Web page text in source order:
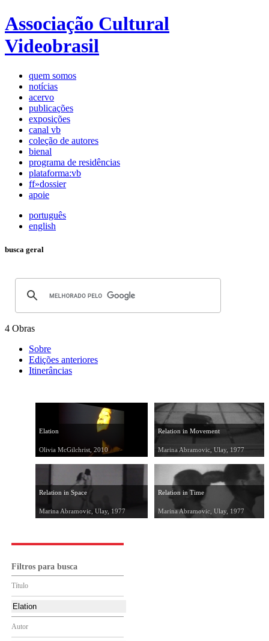
Associação Cultural
Videobrasil
quem somos
notícias
acervo
publicações
exposições
canal vb
coleção de autores
bienal
programa de residências
plataforma:vb
ff»dossier
apoie
português
english
busca geral
4 Obras
Sobre
Edições anteriores
Itinerâncias
Elation
Olivia McGilchrist, 2010
Relation in Movement
Marina Abramovic, Ulay, 1977
Relation in Space
Marina Abramovic, Ulay, 1977
Relation in Time
Marina Abramovic, Ulay, 1977
Filtros para busca
Título
Autor